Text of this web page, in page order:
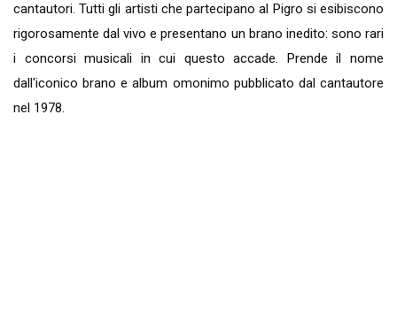
cantautori. Tutti gli artisti che partecipano al Pigro si esibiscono
rigorosamente dal vivo e presentano un brano inedito: sono rari
i concorsi musicali in cui questo accade. Prende il nome
dall'iconico brano e album omonimo pubblicato dal cantautore
nel 1978.